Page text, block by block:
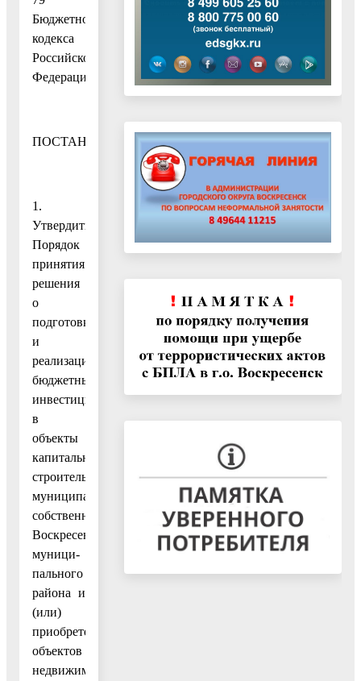
Бюджетного
кодекса
Российской
Федерации
ПОСТАНОВЛЯЮ:
1.
Утвердить
Порядок
принятия
решения
о
подготовке
и
реализации
бюджетных
инвестиций
в
объекты
капитального
строительства
муниципальной
собственности
Воскресенского
муници-
пального
района и
(или)
приобретение
объектов
недвижимого